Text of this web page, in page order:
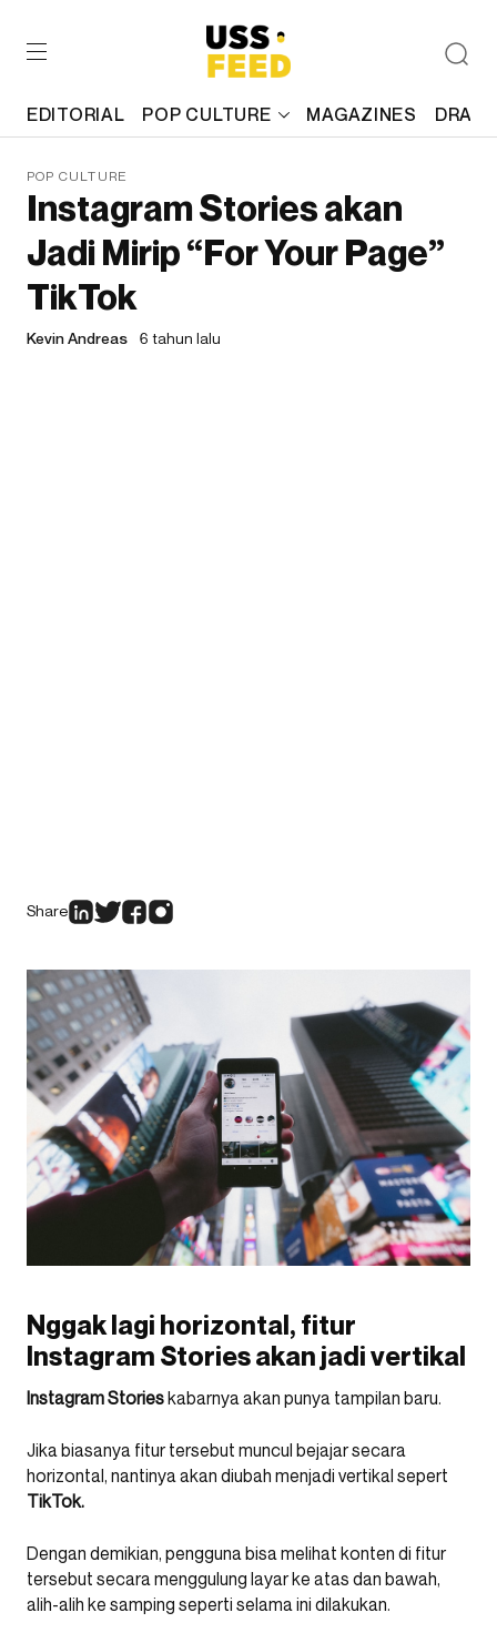
EDITORIAL POP CULTURE MAGAZINES
POP CULTURE
Instagram Stories akan
Jadi Mirip “For Your Page”
TikTok
Kevin Andreas 6 tahun lalu
Share
Nggak lagi horizontal, fitur
Instagram Stories akan jadi vertikal
Instagram Storieskabarnya akan punya tampilan baru.
Jika biasanya fitur tersebut muncul bejajar secara
horizontal, nantinya akan diubah menjadi vertikal sepert
TikTok.
Dengan demikian, pengguna bisa melihat konten di fitur
tersebut secara menggulung layar ke atas dan bawah,
alih-alih ke samping seperti selama ini dilakukan.